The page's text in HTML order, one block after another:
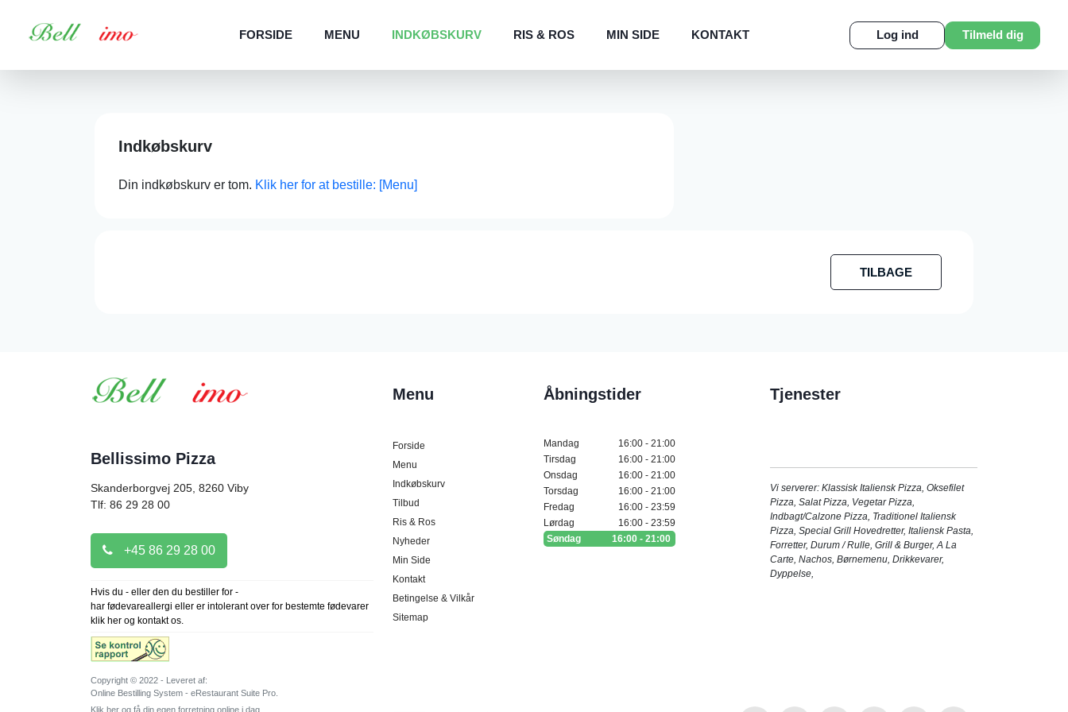
FORSIDE MENU INDKØBSKURV RIS & ROS MIN SIDE KONTAKT Log ind Tilmeld dig
Indkøbskurv
Din indkøbskurv er tom. Klik her for at bestille: [Menu]
TILBAGE
Bellissimo Pizza
Skanderborgvej 205, 8260 Viby
Tlf: 86 29 28 00
+45 86 29 28 00
Hvis du - eller den du bestiller for -
har fødevareallergi eller er intolerant over for bestemte fødevarer
klik her og kontakt os.
Menu
Forside
Menu
Indkøbskurv
Tilbud
Ris & Ros
Nyheder
Min Side
Kontakt
Betingelse & Vilkår
Sitemap
Åbningstider
Mandag
16:00 - 21:00
Tirsdag
16:00 - 21:00
Onsdag
16:00 - 21:00
Torsdag
16:00 - 21:00
Fredag
16:00 - 23:59
Lørdag
16:00 - 23:59
Søndag
16:00 - 21:00
Tjenester
Vi serverer: Klassisk Italiensk Pizza, Oksefilet
Pizza, Salat Pizza, Vegetar Pizza,
Indbagt/Calzone Pizza, Traditionel Italiensk
Pizza, Special Grill Hovedretter, Italiensk Pasta,
Forretter, Durum / Rulle, Grill & Burger,A La
Carte, Nachos, Børnemenu, Drikkevarer,
Dyppelse,
Copyright © 2022 - Leveret af:
Online Bestilling System - eRestaurant Suite Pro.
Klik her og få din egen forretning online i dag